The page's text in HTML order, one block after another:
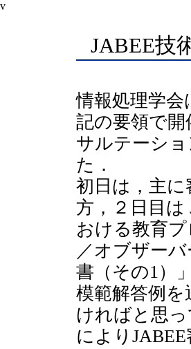
v
JABEE技
情報処理学会
記の要領で
サルテーシ
た．
初日は，主
方，２日目は
おける教育
／オブザー
書（その1）
模範解答例
ければと思
により